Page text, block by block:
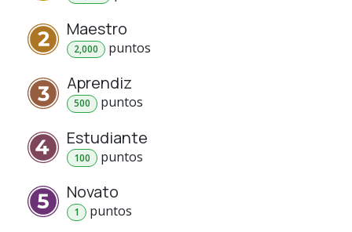
Maestro
2,000 puntos
Aprendiz
500 puntos
Estudiante
100 puntos
Novato
1 puntos